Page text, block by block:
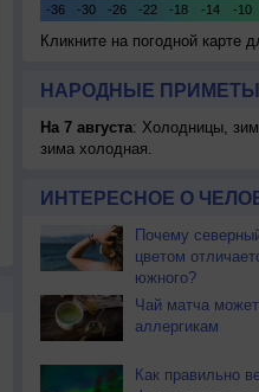
Кликните на погодной карте
НАРОДНЫЕ ПРИМЕТЫ
На 7 августа: Холодницы,
зима холодная.
ИНТЕРЕСНОЕ О
Почему
цветом
южного?
Чай матча
аллергикам
Как правильно